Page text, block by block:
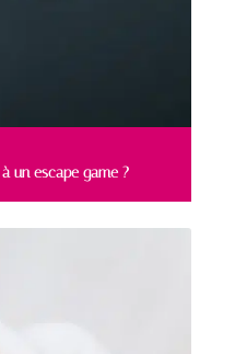
un escape game ?